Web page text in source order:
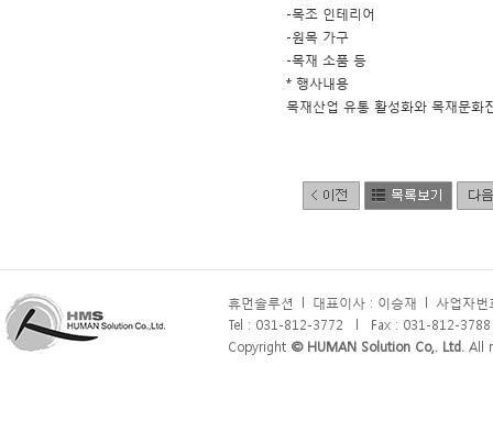
-목조 인테리어
-원목 가구
-목재 소품 등
* 행사내용
목재산업 유통 활성화와 목재문화
휴먼솔루션 대표이사 : 이승재
사업자
Tel : 031-812-3772
Fax : 031-812-3788
Copyright © HUMAN Solution Co,. Ltd. All